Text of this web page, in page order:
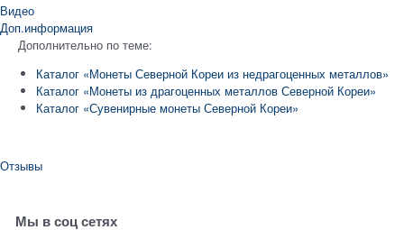
Видео
Доп.информация
Дополнительно по теме:
Каталог «Монеты Северной Кореи из недрагоценных металлов»
Каталог «Монеты из драгоценных металлов Северной Кореи»
Каталог «Сувенирные монеты Северной Кореи»
Отзывы
Мы в соц сетях